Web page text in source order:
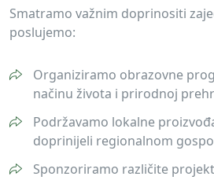
Smatramo važnim doprinositi
poslujemo:
Organiziramo obrazovne
načinu života i prirodnoj
Podržavamo lokalne
doprinijeli regionalnom
Sponzoriramo različite